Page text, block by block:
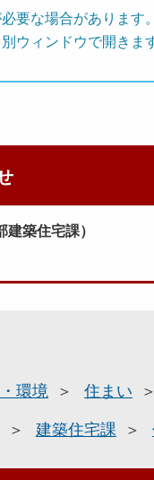
要な場合があります。
別ウィンドウで開きま
築住宅課）
環境 住まい
建築住宅課